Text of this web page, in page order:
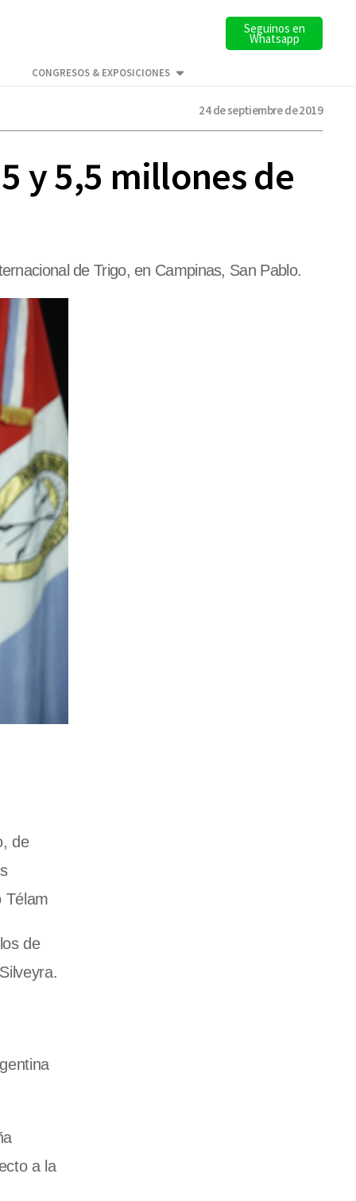
Seguinos en
Whatsapp
CONGRESOS & EXPOSICIONES
24 de septiembre de 2019
y 5,5 millones de
de Trigo, en Campinas, San Pablo.
de
Télam
de
a la